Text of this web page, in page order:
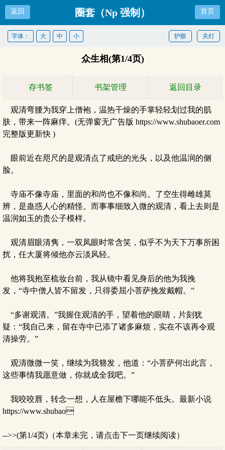
返回 圈套（Np 强制） 首页
关灯
护眼
字体： 大 中 小
众生相(第1/4页)
存书签 书架管理 返回目录
观清弯腰为我穿上僧袍，温热干燥的手掌轻轻划过我的肌
肤，带来一阵麻痒。(无弹窗无广告版 https://www.shubaoer.com
完整版更新快 )
眼前近在咫尺的是观清点了戒疤的光头，以及他温润的侧
脸。
寺庙不像寺庙，里面的和尚也不像和尚。了空生得雌雄莫
辨，是蛊惑人心的精怪。而事事细致入微的观清，看上去则是
温润如玉的贵公子模样。
观清眉眼清隽，一双凤眼时常含笑，似乎不为天下万事所困
扰，任大厦将倾他亦云淡风轻。
他将我抱至梳妆台前，我从镜中看见身后的他为我挽
发，“寺中僧人皆不留发，只得委屈小菩萨挽发戴帽。”
“多谢观清。”我握住观清的手，望着他的眼睛，片刻犹
疑：“我自己来，留在寺中已添了诸多麻烦，实在不该再令观
清操劳。”
观清微微一笑，继续为我簪发，他道：“小菩萨何出此言，
这些事情我愿意做，你就成全我吧。”
我咬咬唇，转念一想，人在屋檐下哪能不低头。最新小说
https://www.shubao
-->>(第1/4页)（本章未完，请点击下一页继续阅读）